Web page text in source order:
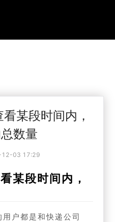
某段时间内，
数量
03 17:29
某段时间内，
户都是和快递公司